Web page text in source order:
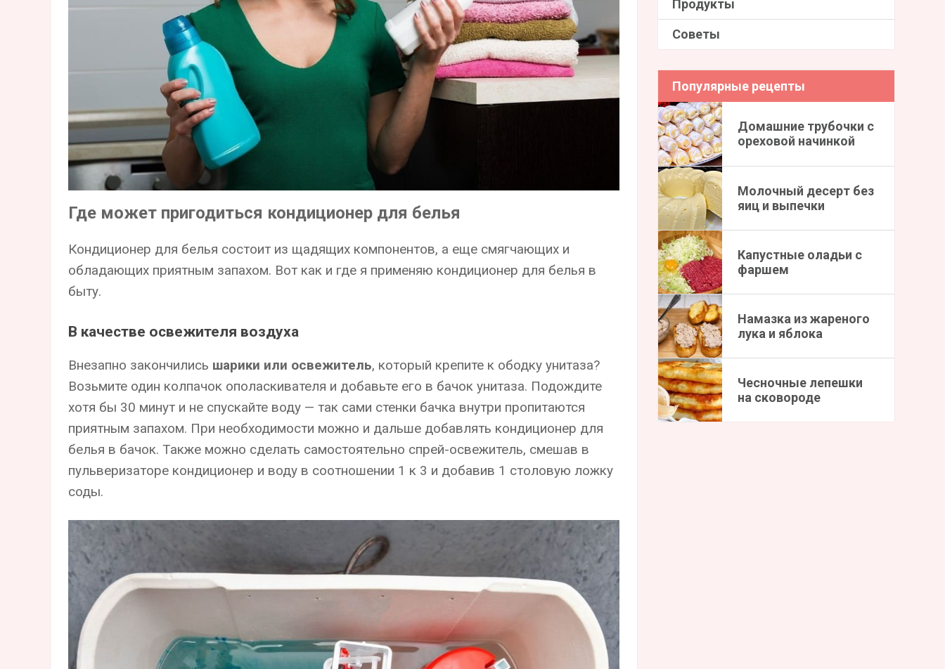
Где может пригодиться кондиционер для белья
Кондиционер для белья состоит из щадящих компонентов, а еще смягчающих и
обладающих приятным запахом. Вот как и где я применяю кондиционер для белья в
быту.
В качестве освежителя воздуха
Внезапно закончились шарики или освежитель, который крепите к ободку унитаза?
Возьмите один колпачок ополаскивателя и добавьте его в бачок унитаза. Подождите
хотя бы 30 минут и не спускайте воду — так сами стенки бачка внутри пропитаются
приятным запахом. При необходимости можно и дальше добавлять кондиционер для
белья в бачок. Также можно сделать самостоятельно спрей-освежитель, смешав в
пульверизаторе кондиционер и воду в соотношении 1 к 3 и добавив 1 столовую ложку
соды.
Продукты
Советы
Популярные рецепты
Домашние трубочки с
ореховой начинкой
Молочный десерт без
яиц и выпечки
Капустные оладьи с
фаршем
Намазка из жареного
лука и яблока
Чесночные лепешки
на сковороде